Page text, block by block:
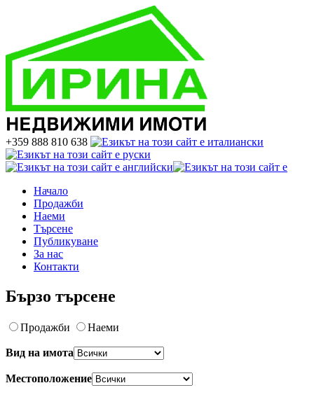
+359 888 810 638
Начало
Продажби
Наеми
Търсене
Публикуване
За нас
Контакти
Бързо търсене
Продажби Наеми
Вид на имота
Местоположение